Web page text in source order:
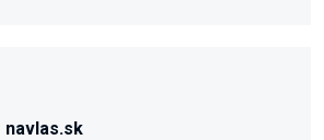
navlas.sk